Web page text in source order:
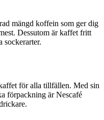
mängd koffein som ger dig
Dessutom är kaffet fritt
sockerarter.
för alla tillfällen. Med sin
förpackning är Nescafé